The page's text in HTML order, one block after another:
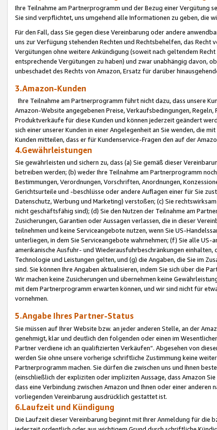
Ihre Teilnahme am Partnerprogramm und der Bezug einer Vergütung
Sie sind verpflichtet, uns umgehend alle Informationen zu geben, die
Für den Fall, dass Sie gegen diese Vereinbarung oder andere
uns zur Verfügung stehenden Rechten und Rechtsbehelfen, das
Vergütungen ohne weitere Ankündigung (soweit nach geltendem
entsprechende Vergütungen zu haben) und zwar unabhängig davon,
unbeschadet des Rechts von Amazon, Ersatz für darüber
3.Amazon-Kunden
Ihre Teilnahme am Partnerprogramm führt nicht dazu, dass unsere
Amazon-Website angegebenen Preise, Verkaufsbedingungen,
Produktverkäufe für diese Kunden und können jederzeit geändert
sich einer unserer Kunden in einer Angelegenheit an Sie wenden, die
Kunden mitteilen, dass er für Kundenservice-Fragen den auf der
4.Gewährleistungen
Sie gewährleisten und sichern zu, dass (a) Sie gemäß dieser
betreiben werden; (b) weder Ihre Teilnahme am Partnerprogramm
Bestimmungen, Verordnungen, Vorschriften, Anordnungen,
Gerichtsurteile und -beschlüsse oder andere Auflagen einer für Sie
Datenschutz, Werbung und Marketing) verstoßen; (c) Sie
nicht geschäftsfähig sind); (d) Sie den Nutzen der Teilnahme am
Zusicherungen, Garantien oder Aussagen verlassen, die in dieser
teilnehmen und keine Serviceangebote nutzen, wenn Sie US-
unterliegen, in dem Sie Serviceangebote wahrnehmen; (f) Sie alle
amerikanische Ausfuhr- und Wiederausfuhrbeschränkungen
Technologie und Leistungen gelten, und (g) die Angaben, die Sie im
sind. Sie können Ihre Angaben aktualisieren, indem Sie sich über die
Wir machen keine Zusicherungen und übernehmen keine
mit dem Partnerprogramm erwarten können, und wir sind nicht für
vornehmen.
5.Angabe Ihres Partner-Status
Sie müssen auf Ihrer Website bzw. an jeder anderen Stelle, an der
genehmigt, klar und deutlich den folgenden oder einen im
Partner verdiene ich an qualifizierten Verkäufen“. Abgesehen von
werden Sie ohne unsere vorherige schriftliche Zustimmung keine
Partnerprogramm machen. Sie dürfen die zwischen uns und Ihnen
(einschließlich der expliziten oder impliziten Aussage, dass Amazon
dass eine Verbindung zwischen Amazon und Ihnen oder einer
vorliegenden Vereinbarung ausdrücklich gestattet ist.
6.Laufzeit und Kündigung
Die Laufzeit dieser Vereinbarung beginnt mit Ihrer Anmeldung für die